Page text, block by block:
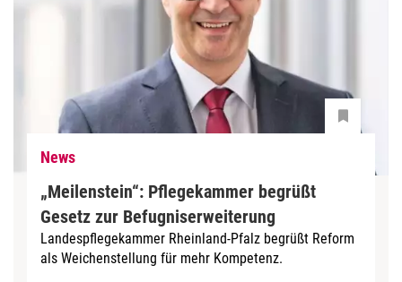
News
„Meilenstein“: Pflegekammer begrüßt
Gesetz zur Befugniserweiterung
Landespflegekammer Rheinland-Pfalz begrüßt Reform
als Weichenstellung für mehr Kompetenz.